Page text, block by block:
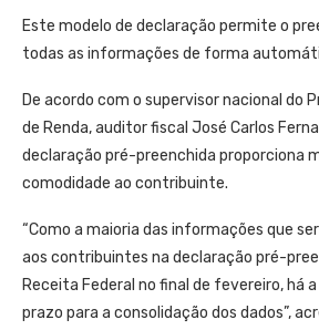
Este modelo de declaração permite o
todas as informações de forma
De acordo com o supervisor nacional do
de Renda, auditor fiscal José Carlos
declaração pré-preenchida proporciona
comodidade ao contribuinte.
“Como a maioria das informações que
aos contribuintes na declaração pré-
Receita Federal no final de fevereiro, há
prazo para a consolidação dos dados”,